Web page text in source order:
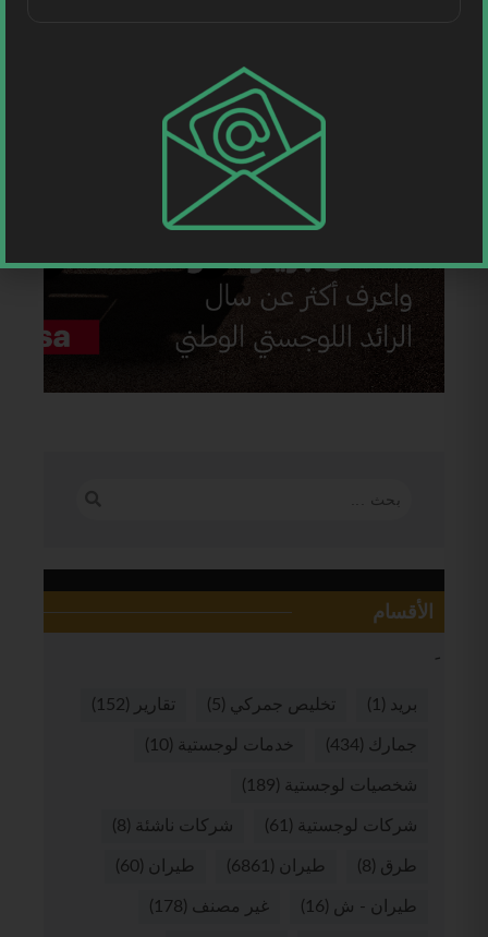
الأقسام
بريد (1) تخليص جمركي (5) تقارير (152)
جمارك (434) خدمات لوجستية (10)
شخصيات لوجستية (189)
شركات لوجستية (61) شركات ناشئة (8)
طرق (8) طيران (6861) طيران (60)
طيران - ش (16) غير مصنف (178)